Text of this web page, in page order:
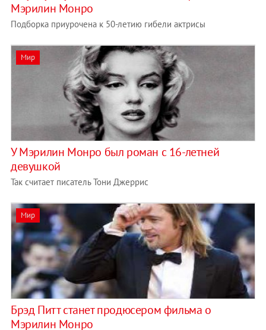
Мэрилин Монро
Подборка приурочена к 50-летию гибели актрисы
Мир
У Мэрилин Монро был роман с 16-летней
девушкой
Так считает писатель Тони Джеррис
Мир
Брэд Питт станет продюсером фильма о
Мэрилин Монро